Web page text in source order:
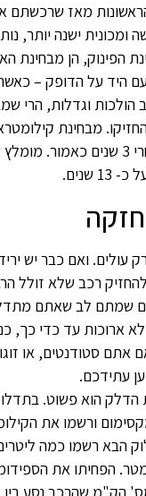
מאז שרכשתם
ומכונית ישנה יותר,
הפינוק, הן מבחינת
היד על הדופק –
הולכות וגדלות, הרי
מבחינת
מומלצת בעיקר אחרי 3 שנים
שנים.
עולים. ואם כבר יש
רכב שלא זולל
שמתם לב שאתם
ארוכות עד כדי כך,
אתם סטודנטים, או
עתידכם.
הדלק הוא פשוט.
ורשמו את
הבא רשמו כמה
הפחיתו את